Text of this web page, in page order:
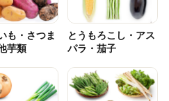
も・さつま
芋類
とうもろこし・アス
パラ・茄子